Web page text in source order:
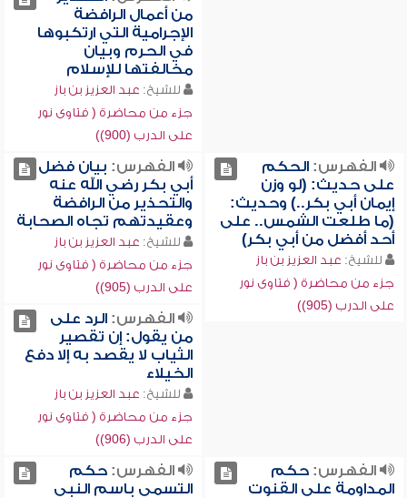
من أعمال الرافضة
الإجرامية التي ارتكبوها
في الحرم وبيان
مخالفتها للإسلام
للشيخ: عبد العزيز بن باز
جزء من محاضرة ( فتاوى نور
على الدرب (900))
الفهرس:الحكم
على حديث: (لو وزن
إيمان أبي بكر..) وحديث:
(ما طلعت الشمس.. على
أحد أفضل من أبي بكر)
للشيخ: عبد العزيز بن باز
جزء من محاضرة ( فتاوى نور
على الدرب (905))
الفهرس: بيان فضل
أبي بكر رضي الله عنه
والتحذير من الرافضة
وعقيدتهم تجاه الصحابة
للشيخ: عبد العزيز بن باز
جزء من محاضرة ( فتاوى نور
على الدرب (905))
الفهرس:الرد على
من يقول: إن تقصير
الثياب لا يقصد به إلا دفع
الخيلاء
للشيخ: عبد العزيز بن باز
جزء من محاضرة ( فتاوى نور
على الدرب (906))
الفهرس:حكم
المداومة على القنوت
الفهرس:حكم
التسمي باسم النبي